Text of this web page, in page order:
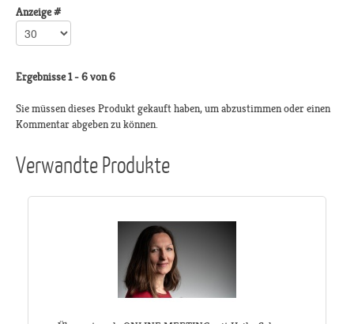
Anzeige #
Ergebnisse 1 - 6 von 6
Sie müssen dieses Produkt gekauft haben, um abzustimmen oder einen
Kommentar abgeben zu können.
Verwandte Produkte